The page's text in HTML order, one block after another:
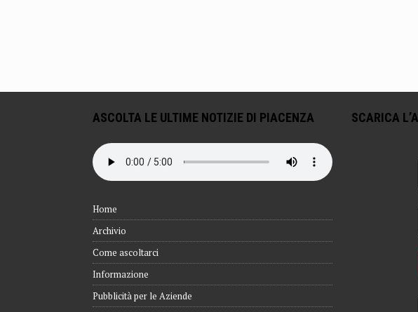
ASCOLTA LE ULTIME NOTIZIE DI PIACENZA
Home
Archivio
Come ascoltarci
Informazione
Pubblicità per le Aziende
SCARICA